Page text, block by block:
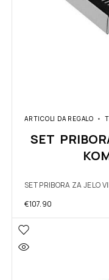
ARTICOLI DA REGALO
SET
SET PRIBORA ZA JELO
€107.90